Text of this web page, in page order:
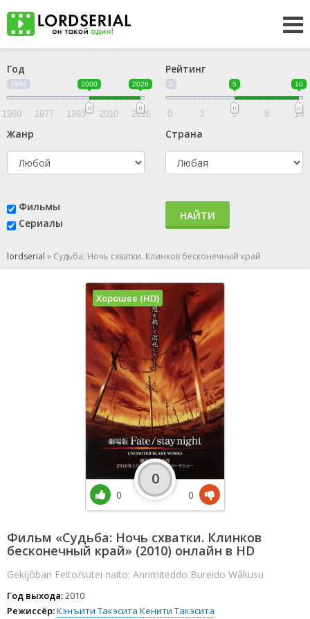
Год
1960 2000 2026
1960 1977 1993 2010 2026
Рейтинг
0 5 10
0 3 5 8 10
Жанр Страна
Фильмы
Сериалы
НАЙТИ
lordserial » Судьба: Ночь схватки. Клинков бесконечный край
Фильм «Судьба: Ночь схватки. Клинков
бесконечный край» (2010) онлайн в HD
Gekijôban Feito/sutei naito: Anrimiteddo Bureido Wâkusu
Год выхода:2010
Режиссёр:Кэнъити Такэсита Кенити Такэсита
Хорошее (HD)
0
0
0